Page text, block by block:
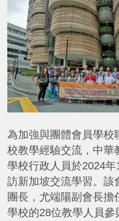
為加強與團體會員學校
校教學經驗交流，中華
學校行政人員於2024年
訪新加坡交流學習。該
團長，尤端陽副會長擔
學校的28位教學人員